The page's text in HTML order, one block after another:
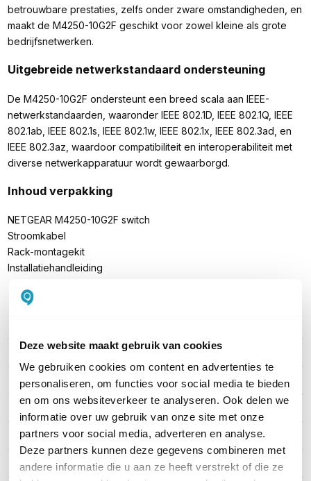
Deze website maakt gebruik van cookies
We gebruiken cookies om content en advertenties te
personaliseren, om functies voor social media te bieden
en om ons websiteverkeer te analyseren. Ook delen we
informatie over uw gebruik van onze site met onze
partners voor social media, adverteren en analyse.
Deze partners kunnen deze gegevens combineren met
andere informatie die u aan ze heeft verstrekt of die ze
betrouwbare prestaties, zelfs onder zware omstandigheden, en
maakt de M4250-10G2F geschikt voor zowel kleine als grote
bedrijfsnetwerken.
Uitgebreide netwerkstandaard ondersteuning
De M4250-10G2F ondersteunt een breed scala aan IEEE-
netwerkstandaarden, waaronder IEEE 802.1D, IEEE 802.1Q, IEEE
802.1ab, IEEE 802.1s, IEEE 802.1w, IEEE 802.1x, IEEE 802.3ad, en
IEEE 802.3az, waardoor compatibiliteit en interoperabiliteit met
diverse netwerkapparatuur wordt gewaarborgd.
Inhoud verpakking
NETGEAR M4250-10G2F switch
Stroomkabel
Rack-montagekit
Installatiehandleiding
Merk Netgear
Artikelnummer GSM4212P-100EUS
EAN 0606449149548
PoE 802.3af PoE (15.4W)
Managed / Unmanaged Managed